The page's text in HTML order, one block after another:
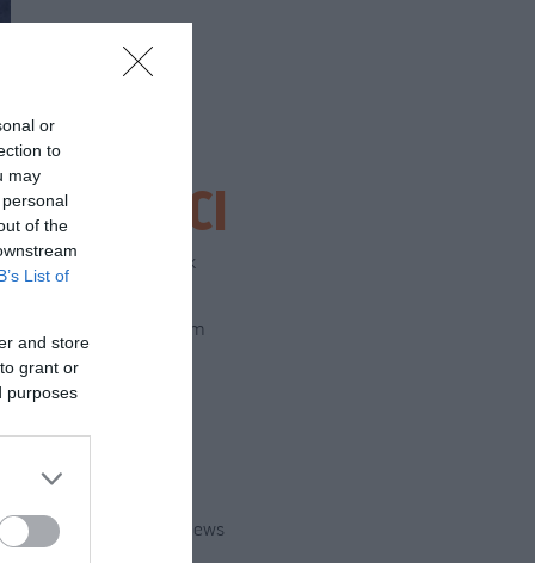
or
to
may
of the
List of
and store
grant or
purposes
SEGUICI
Facebook
Instagram
Google News